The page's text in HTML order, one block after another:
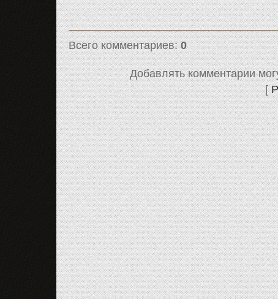
Всего комментариев:0
Добавлять комментарии
[